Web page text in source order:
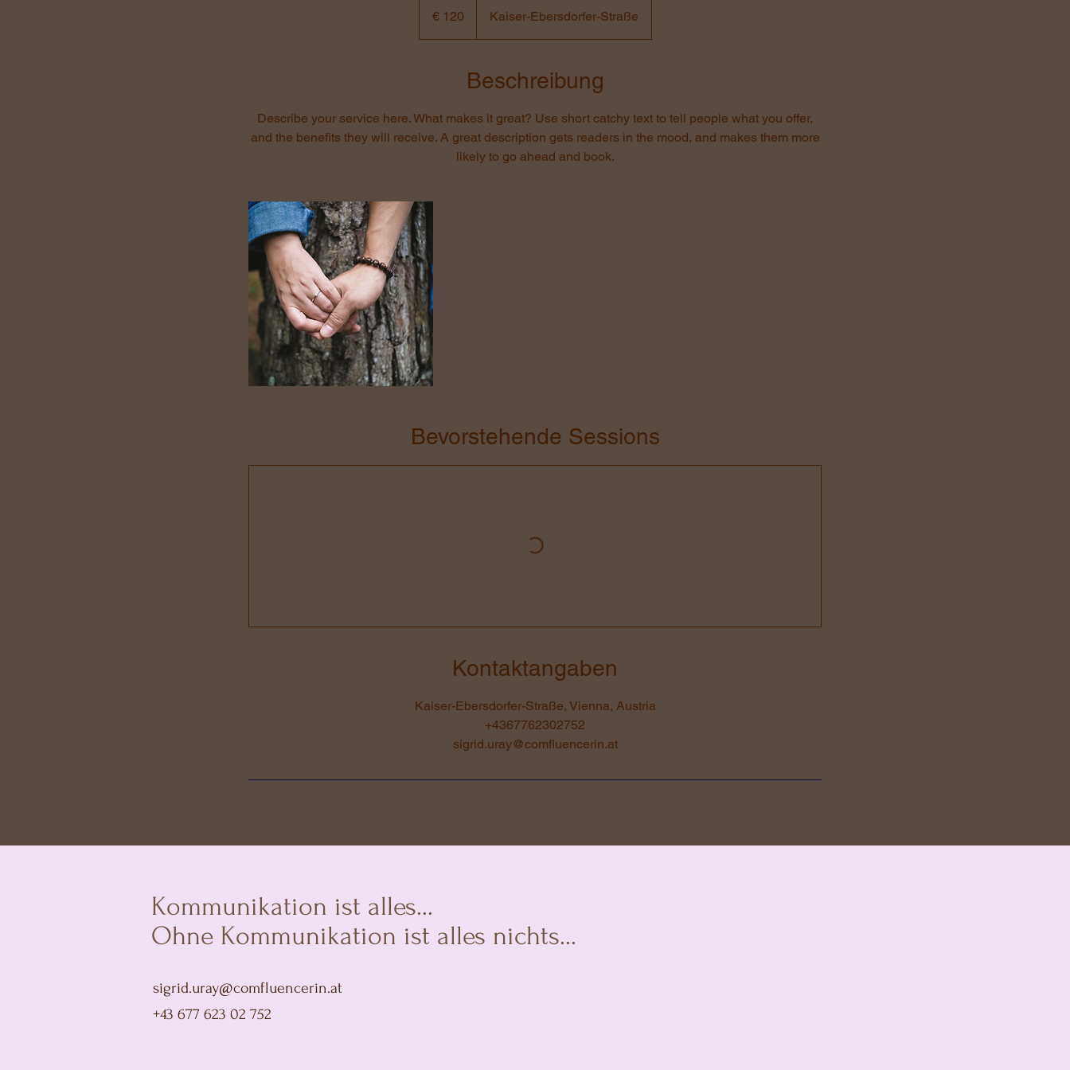
€ 120 Kaiser-Ebersdorfer-Straße
Beschreibung
Describe your service here. What makes it great? Use short catchy text to tell people what you offer,
and the benefits they will receive. A great description gets readers in the mood, and makes them more
likely to go ahead and book.
Bevorstehende Sessions
Kontaktangaben
Kaiser-Ebersdorfer-Straße, Vienna, Austria
+4367762302752
sigrid.uray@comfluencerin.at
Kommunikation ist alles...
Ohne Kommunikation ist alles nichts...
sigrid.uray@comfluencerin.at
+43 677 623 02 752